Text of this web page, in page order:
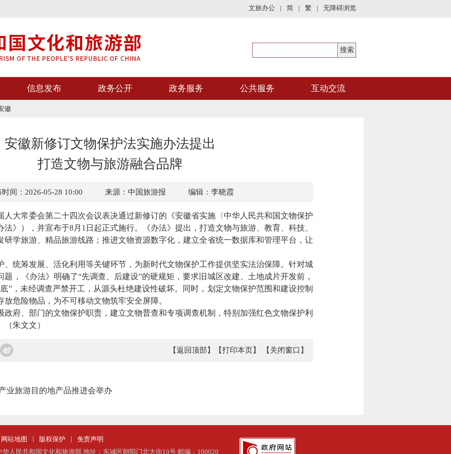
文旅办公 | 简 | 繁 | 无障碍浏览
信息发布 政务公开 政务服务 公共服务 互动交流
徽
安徽新修订文物保护法实施办法提出
打造文物与旅游融合品牌
时间：2026-05-28 10:00 来源：中国旅游报 编辑：李晓霞
常委会第二十四次会议表决通过新修订的《安徽省实施〈中华人民共和国文物保护
》），并宣布于8月1日起正式施行。《办法》提出，打造文物与旅游、教育、科技、
研学旅游、精品旅游线路；推进文物资源数字化，建立全省统一数据库和管理平台，让
筹发展、活化利用等关键环节，为新时代文物保护工作提供坚实法治保障。针对城
题，《办法》明确了“先调查、后建设”的硬规矩，要求旧城区改建、土地成片开发前，
”，未经调查严禁开工，从源头杜绝建设性破坏。同时，划定文物保护范围和建设控制
危险物品，为不可移动文物筑牢安全屏障。
、部门的文物保护职责，建立文物普查和专项调查机制，特别加强红色文物保护利
朱文文）
【返回顶部】 【打印本页】 【关闭窗口】
业旅游目的地产品推进会举办